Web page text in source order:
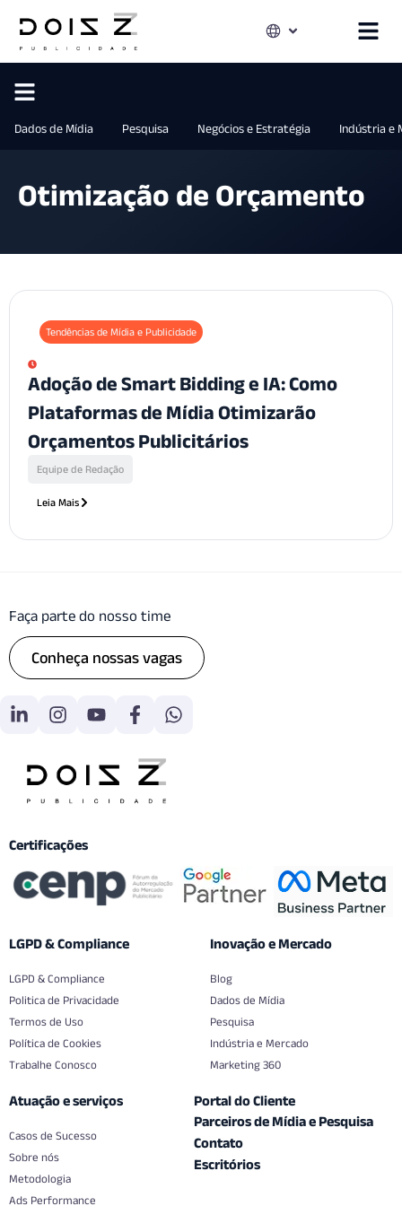
Dados de Mídia Pesquisa Negócios e Estratégia Indústria e
Otimização de Orçamento
Tendências de Mídia e Publicidade
Adoção de Smart Bidding e IA: Como
Plataformas de Mídia Otimizarão
Orçamentos Publicitários
Equipe de Redação
Leia Mais
Faça parte do nosso time
Conheça nossas vagas
Certificações
LGPD & Compliance
LGPD & Compliance
Politica de Privacidade
Termos de Uso
Política de Cookies
Trabalhe Conosco
Inovação e Mercado
Blog
Dados de Mídia
Pesquisa
Indústria e Mercado
Marketing 360
Atuação e serviços
Casos de Sucesso
Sobre nós
Metodologia
Ads Performance
Portal do Cliente
Parceiros de Mídia e Pesquisa
Contato
Escritórios